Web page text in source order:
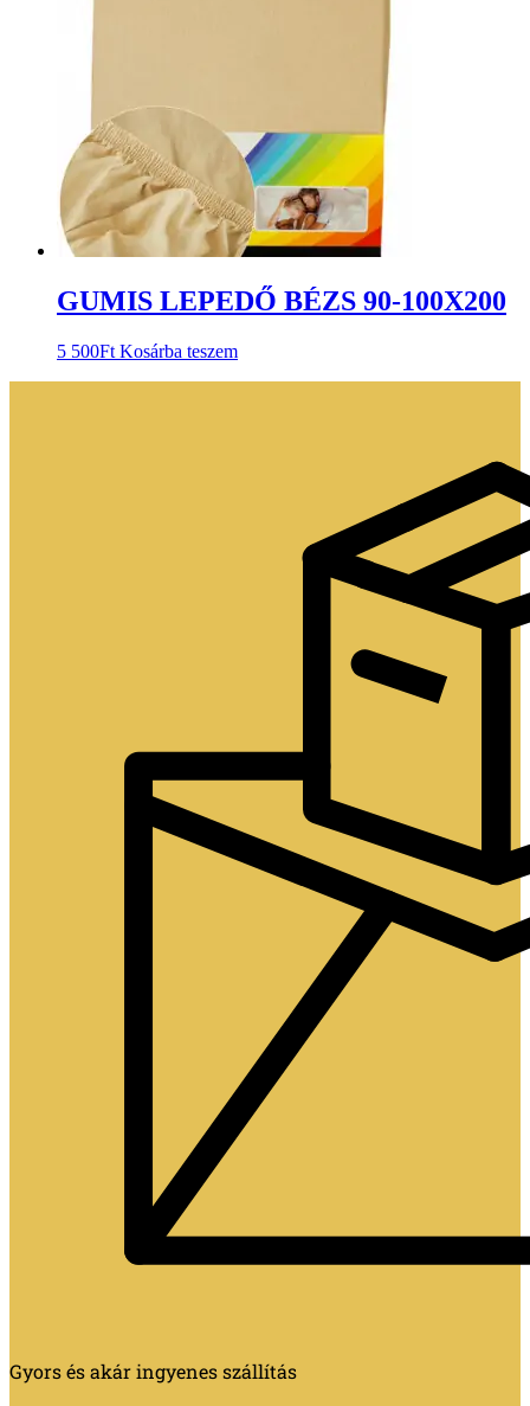
GUMIS LEPEDŐ BÉZS 90-100X200
5 500Ft Kosárba teszem
Gyors és akár ingyenes szállítás